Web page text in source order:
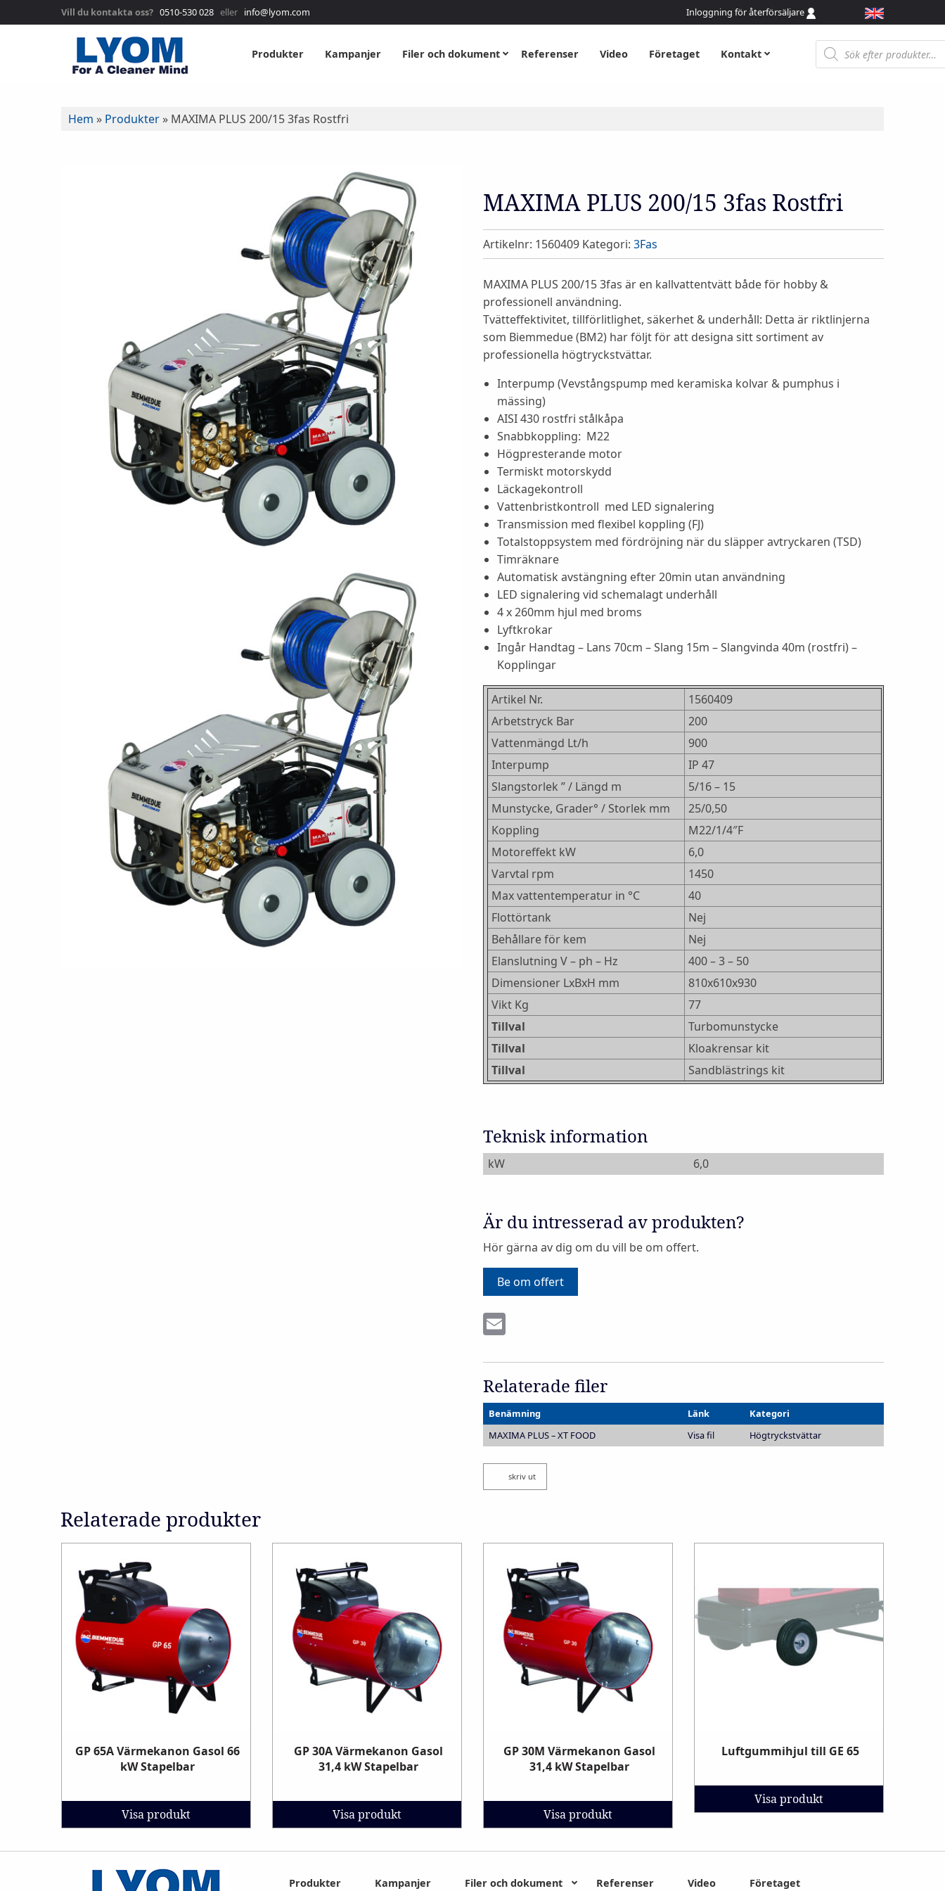
Vill du kontakta oss? 0510-530 028 eller info@lyom.com Inloggning för återförsäljare
Produkter Kampanjer Filer och dokument Referenser Video Företaget Kontakt Produktsökning
Hem » Produkter » MAXIMA PLUS 200/15 3fas Rostfri
MAXIMA PLUS 200/15 3fas Rostfri
Artikelnr: 1560409 Kategori: 3Fas
MAXIMA PLUS 200/15 3fas är en kallvattentvätt både för hobby &
professionell användning.
Tvätteffektivitet, tillförlitlighet, säkerhet & underhåll: Detta är riktlinjerna
som Biemmedue (BM2) har följt för att designa sitt sortiment av
professionella högtryckstvättar.
Interpump (Vevstångspump med keramiska kolvar & pumphus i
mässing)
AISI 430 rostfri stålkåpa
Snabbkoppling: M22
Högpresterande motor
Termiskt motorskydd
Läckagekontroll
Vattenbristkontroll med LED signalering
Transmission med flexibel koppling (FJ)
Totalstoppsystem med fördröjning när du släpper avtryckaren (TSD)
Timräknare
Automatisk avstängning efter 20min utan användning
LED signalering vid schemalagt underhåll
4 x 260mm hjul med broms
Lyftkrokar
Ingår Handtag – Lans 70cm – Slang 15m – Slangvinda 40m (rostfri) –
Kopplingar
Artikel Nr.
1560409
Arbetstryck Bar
200
Vattenmängd Lt/h
900
Interpump
IP 47
Slangstorlek ” / Längd m
5/16 – 15
Munstycke, Grader° / Storlek mm
25/0,50
Koppling
M22/1/4″F
Motoreffekt kW
6,0
Varvtal rpm
1450
Max vattentemperatur in °C
40
Flottörtank
Nej
Behållare för kem
Nej
Elanslutning V – ph – Hz
400 – 3 – 50
Dimensioner LxBxH mm
810x610x930
Vikt Kg
77
Tillval
Turbomunstycke
Tillval
Kloakrensar kit
Tillval
Sandblästrings kit
Teknisk information
kW 6,0
Är du intresserad av produkten?
Hör gärna av dig om du vill be om offert.
Be om offert
Relaterade filer
Benämning Länk
Kategori
MAXIMA PLUS – XT FOOD
Visa fil Högtryckstvättar
skriv ut
Relaterade produkter
GP 65A Värmekanon Gasol 66
kW Stapelbar
Visa produkt
GP 30A Värmekanon Gasol
31,4 kW Stapelbar
Visa produkt
GP 30M Värmekanon Gasol
31,4 kW Stapelbar
Visa produkt
Luftgummihjul till GE 65
Visa produkt
Produkter Kampanjer Filer och dokument Referenser Video Företaget